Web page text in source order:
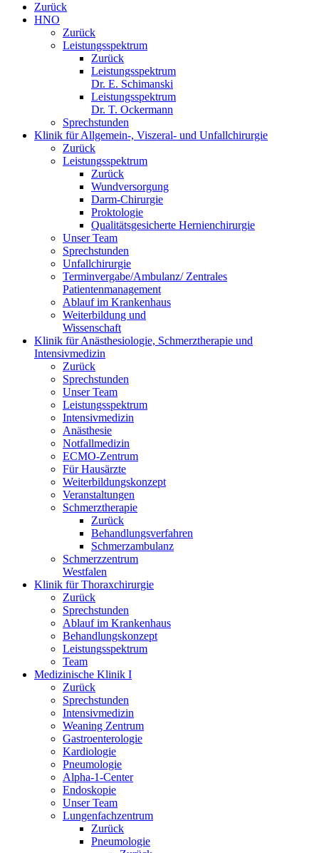
Zurück
HNO
Zurück
Leistungsspektrum
Zurück
Leistungsspektrum
Dr. E. Schimanski
Leistungsspektrum
Dr. T. Ockermann
Sprechstunden
Klinik für Allgemein-, Viszeral- und Unfallchirurgie
Zurück
Leistungsspektrum
Zurück
Wundversorgung
Darm-Chirurgie
Proktologie
Qualitätsgesicherte Hernienchirurgie
Unser Team
Sprechstunden
Unfallchirurgie
Terminvergabe/Ambulanz/ Zentrales
Patientenmanagement
Ablauf im Krankenhaus
Weiterbildung und
Wissenschaft
Klinik für Anästhesiologie, Schmerztherapie und
Intensivmedizin
Zurück
Sprechstunden
Unser Team
Leistungsspektrum
Intensivmedizin
Anästhesie
Notfallmedizin
ECMO-Zentrum
Für Hausärzte
Weiterbildungskonzept
Veranstaltungen
Schmerztherapie
Zurück
Behandlungsverfahren
Schmerzambulanz
Schmerzzentrum
Westfalen
Klinik für Thoraxchirurgie
Zurück
Sprechstunden
Ablauf im Krankenhaus
Behandlungskonzept
Leistungsspektrum
Team
Medizinische Klinik I
Zurück
Sprechstunden
Intensivmedizin
Weaning Zentrum
Gastroenterologie
Kardiologie
Pneumologie
Alpha-1-Center
Endoskopie
Unser Team
Lungenfachzentrum
Zurück
Pneumologie